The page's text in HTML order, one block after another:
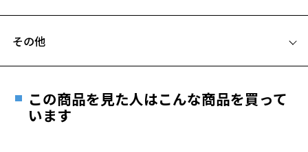
お気に入りに追加済です。
フレームとレンズの合計料金を知りたい方へ
安心1 フレーム１年間品質保証
その他
ご希望のお客さまは、「レンズ交換券」をお選びのうえ、
最寄りのZoff実店舗にてレンズをお買い求めください。
※サングラスやパッケージ品では「レンズ交換券」はお選び
この商品を見た人はこんな商品を買って
います